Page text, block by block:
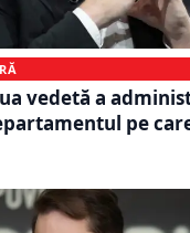
vedetă a
pe